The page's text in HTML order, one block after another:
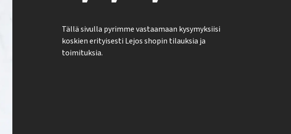
Tällä sivulla pyrimme vastaamaan kysymyksiisi
koskien erityisesti Lejos shopin tilauksia ja
toimituksia.